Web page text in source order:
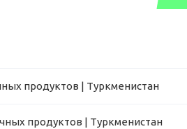
продуктов | Туркменистан
продуктов | Туркменистан